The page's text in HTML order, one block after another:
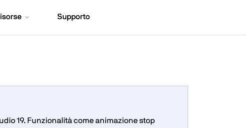
Supporto
19. Funzionalità come animazione stop